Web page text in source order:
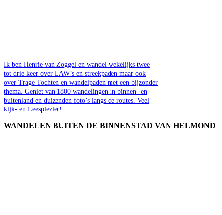
Ik ben Henrie van Zoggel en wandel wekelijks twee
tot drie keer over LAW’s en streekpaden maar ook
over Trage Tochten en wandelpaden met een bijzonder
thema. Geniet van 1800 wandelingen in binnen- en
buitenland en duizenden foto’s langs de routes. Veel
kijk- en Leesplezier!
WANDELEN BUITEN DE BINNENSTAD VAN HELMOND